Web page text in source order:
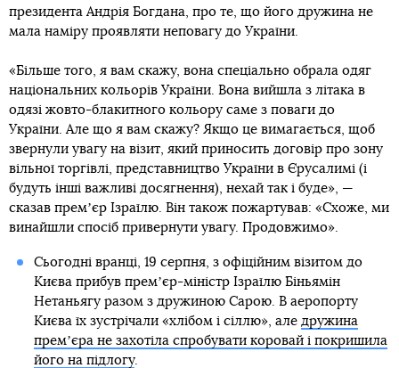
президента Андрія Богдана, про те, що його дружина не
мала наміру проявляти неповагу до України.
«Більше того, я вам скажу, вона спеціально обрала одяг
національних кольорів України. Вона вийшла з літака в
одязі жовто-блакитного кольору саме з поваги до
України. Але що я вам скажу? Якщо це вимагається, щоб
звернули увагу на візит, який приносить договір про зону
вільної торгівлі, представництво України в Єрусалимі (і
будуть інші важливі досягнення), нехай так і буде», —
сказав премʼєр Ізраїлю. Він також пожартував: «Схоже, ми
винайшли спосіб привернути увагу. Продовжимо».
Сьогодні вранці, 19 серпня, з офіційним візитом до
Києва прибув премʼєр-міністр Ізраїлю Біньямін
Нетаньягу разом з дружиною Сарою. В аеропорту
Києва їх зустрічали «хлібом і сіллю», але дружина
премʼєра не захотіла спробувати коровай і покришила
його на підлогу.